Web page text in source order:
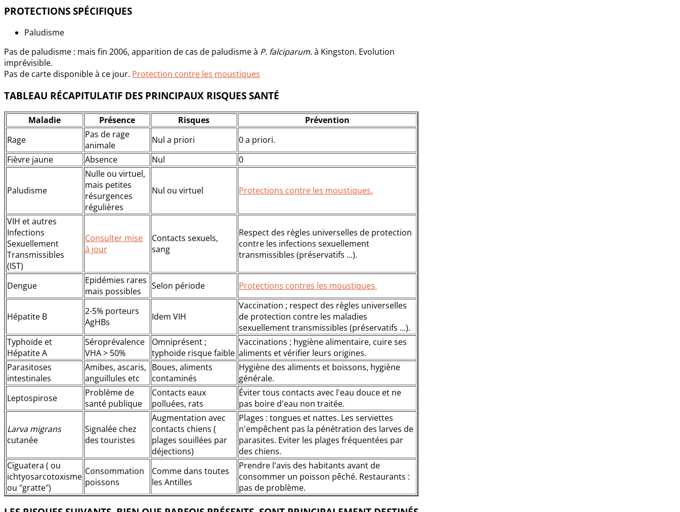
PROTECTIONS SPÉCIFIQUES
Paludisme
Pas de paludisme : mais fin 2006, apparition de cas de paludisme à P. falciparum. à Kingston. Evolution
imprévisible.
Pas de carte disponible à ce jour. Protection contre les moustiques
TABLEAU RÉCAPITULATIF DES PRINCIPAUX RISQUES SANTÉ
Maladie Présence Risques
Prévention
Rage
Pas de rage
animale
Nul a priori
0 a priori.
Fièvre jaune
Absence Nul 0
Paludisme
Nulle ou virtuel,
mais petites
résurgences
régulières
Nul ou virtuel Protections contre les moustiques.
VIH et autres
Infections
Sexuellement
Transmissibles
(IST)
Consulter mise
à jour
Contacts sexuels,
sang
Respect des règles universelles de protection
contre les infections sexuellement
transmissibles (préservatifs ...).
Dengue
Epidémies rares
mais possibles
Selon période Protections contres les moustiques.
Hépatite B
2-5% porteurs
AgHBs
Idem VIH
Vaccination ; respect des règles universelles
de protection contre les maladies
sexuellement transmissibles (préservatifs ...).
Typhoïde et
Hépatite A
Séroprévalence
VHA > 50%
Omniprésent ;
typhoïde risque faible
Vaccinations ; hygiène alimentaire, cuire ses
aliments et vérifier leurs origines.
Parasitoses
intestinales
Amibes, ascaris,
anguillules etc
Boues, aliments
contaminés
Hygiène des aliments et boissons, hygiène
générale.
Leptospirose
Problème de
santé publique
Contacts eaux
polluées, rats
Éviter tous contacts avec l'eau douce et ne
pas boire d'eau non traitée.
Larva migrans
cutanée
Signalée chez
des touristes
Augmentation avec
contacts chiens (
plages souillées par
déjections)
Plages : tongues et nattes. Les serviettes
n'empêchent pas la pénétration des larves de
parasites. Eviter les plages fréquentées par
des chiens.
Ciguatera ( ou
ichtyosarcotoxisme
ou "gratte")
Consommation
poissons
Comme dans toutes
les Antilles
Prendre l'avis des habitants avant de
consommer un poisson pêché. Restaurants :
pas de problème.